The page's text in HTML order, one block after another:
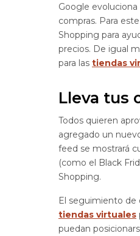
Google
compras. Para
Shopping para
precios. De igual
para las tiendas
Lleva tus
Todos quieren
agregado un
feed se mostrará
(como el Black
Shopping.
El seguimiento de
tiendas virtuales
puedan